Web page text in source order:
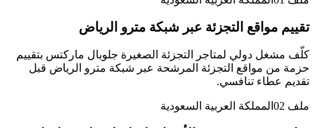
تقييم مواقع التجزئة عبر شبكة مترو الرياض
كلّف مشغل دولي لمتاجر التجزئة الصغيرة جلوبال ماركتس بتقييم
حزمة من مواقع التجزئة المرشحة عبر شبكة مترو الرياض قبل
تقديم عطاء تنافسي.
ملف 02 المملكة العربية السعودية